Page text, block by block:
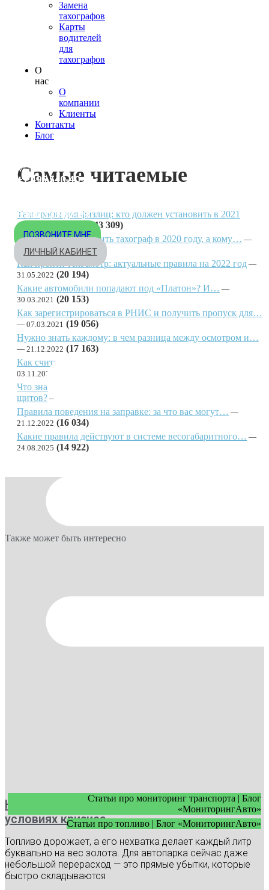
Замена
тахографов
Карты
водителей
для
тахографов
О
нас
О
компании
Клиенты
Контакты
Блог
МОСКВА
+7 495 540-40-84
8 800 333-32-89
ПОЗВОНИТЕ МНЕ
ЛИЧНЫЙ КАБИНЕТ
Самые читаемые
Тахографы для физлиц: кто должен установить в 2021
году?
(43 309)
Кто должен установить тахограф в 2020 году, а кому…
01.07.2020 (22 927)
Как пройти техосмотр: актуальные правила на 2022 год
31.05.2022 (20 194)
Какие автомобили попадают под «Платон»? И…
30.03.2021 (20 153)
Как зарегистрироваться в РНИС и получить пропуск для…
07.03.2021 (19 056)
Нужно знать каждому: в чем разница между осмотром и…
21.12.2022 (17 163)
Как считать рабочее время водителя в 2023-2024 годах?
03.11.2023
Что значит разный цветовой фон дорожных знаков и
щитов?
Правила поведения на заправке: за что вас могут…
21.12.2022 (16 034)
Какие правила действуют в системе весогабаритного…
24.08.2025 (14 922)
Также может быть интересно
Статьи про мониторинг транспорта | Блог
«МониторингАвто»
Статьи про топливо | Блог «МониторингАвто»
Как экономить топливо в автопарке в
условиях кризиса
Топливо дорожает, а его нехватка делает каждый литр
буквально на вес золота. Для автопарка сейчас даже
небольшой перерасход — это прямые убытки, которые
быстро складываются